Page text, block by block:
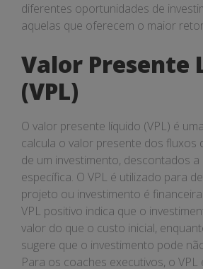
diferentes oportunidades de
aquelas que oferecem o maior
Valor Presente
(VPL)
O valor presente líquido (VPL) é
calcula o valor presente dos fluxos
de um investimento, descontados a
específica. O VPL é utilizado para
projeto ou investimento é
VPL positivo indica que o
valor do que o custo inicial,
sugere que o investimento pode
Para os coaches executivos, o